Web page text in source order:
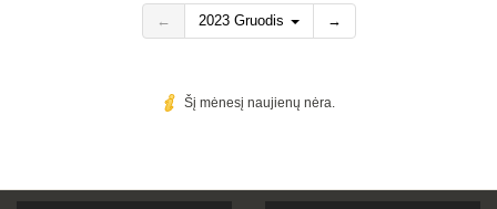
← 2023 Gruodis →
Šį mėnesį naujienų nėra.